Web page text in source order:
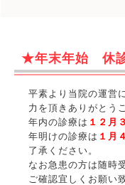
★年末年始 休
平素より当院の運営
力を頂きありがとう
年内の診療は １２月
年明けの診療は １月
了承ください。
なお急患の方は随時
ご確認宜しくお願い